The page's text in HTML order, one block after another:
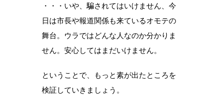
・・・いや、騙されてはいけません、今
日は市長や報道関係も来ているオモテの
舞台。ウラではどんな人なのか分かりま
せん。安心してはまだいけません。
ということで、もっと素が出たところを
検証していきましょう。